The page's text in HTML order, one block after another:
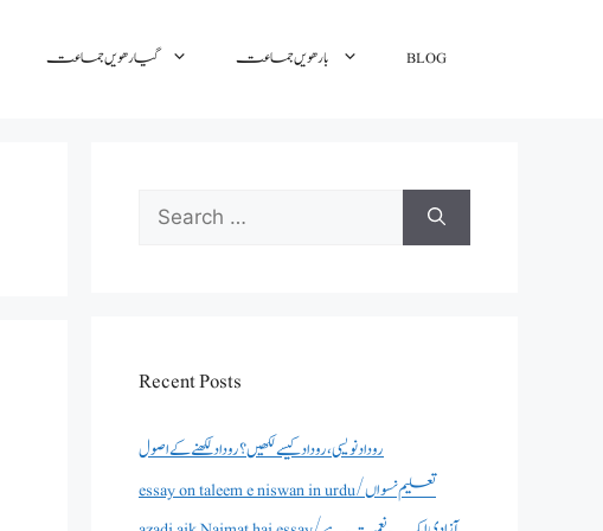
گیارھویں جماعت بارھویں جماعت BLOG
Search
for:
Recent Posts
روداد نویسی ،روداد کیسے لکھیں؟ روداد لکھنے کے اصول
essay on taleem e niswan in urdu/تعلیم نسواں